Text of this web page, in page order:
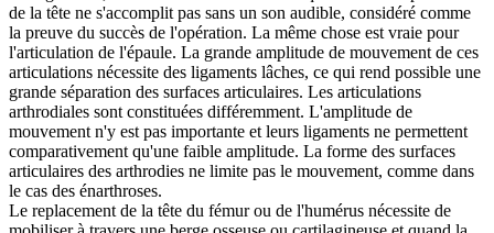
de la tête ne s'accomplit pas sans un son audible, considéré comme
la preuve du succès de l'opération. La même chose est vraie pour
l'articulation de l'épaule. La grande amplitude de mouvement de ces
articulations nécessite des ligaments lâches, ce qui rend possible une
grande séparation des surfaces articulaires. Les articulations
arthrodiales sont constituées différemment. L'amplitude de
mouvement n'y est pas importante et leurs ligaments ne permettent
comparativement qu'une faible amplitude. La forme des surfaces
articulaires des arthrodies ne limite pas le mouvement, comme dans
le cas des énarthroses.
Le replacement de la tête du fémur ou de l'humérus nécessite de